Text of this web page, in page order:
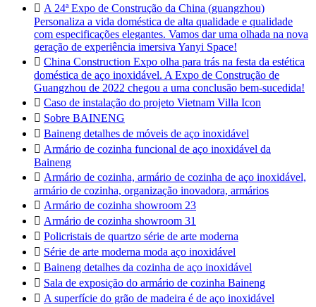
 A 24ª Expo de Construção da China (guangzhou)
Personaliza a vida doméstica de alta qualidade e qualidade
com especificações elegantes. Vamos dar uma olhada na nova
geração de experiência imersiva Yanyi Space!
 China Construction Expo olha para trás na festa da estética
doméstica de aço inoxidável. A Expo de Construção de
Guangzhou de 2022 chegou a uma conclusão bem-sucedida!
 Caso de instalação do projeto Vietnam Villa Icon
 Sobre BAINENG
 Baineng detalhes de móveis de aço inoxidável
 Armário de cozinha funcional de aço inoxidável da
Baineng
 Armário de cozinha, armário de cozinha de aço inoxidável,
armário de cozinha, organização inovadora, armários
 Armário de cozinha showroom 23
 Armário de cozinha showroom 31
 Policristais de quartzo série de arte moderna
 Série de arte moderna moda aço inoxidável
 Baineng detalhes da cozinha de aço inoxidável
 Sala de exposição do armário de cozinha Baineng
 A superfície do grão de madeira é de aço inoxidável